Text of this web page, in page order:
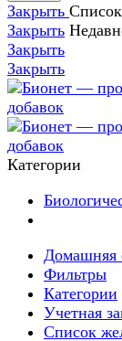
Закрыть
Закрыть
Закрыть
Закрыть
Категории
Домашняя
Фильтры
Категории
Учетная
Список